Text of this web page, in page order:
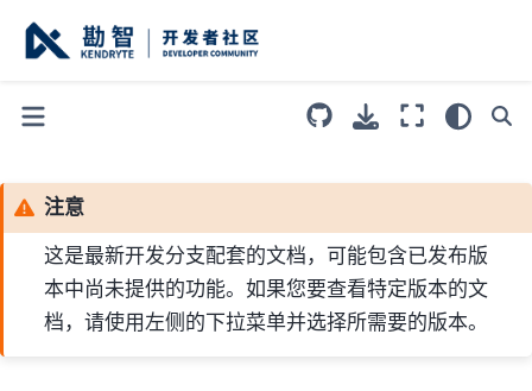
注意
这是最新开发分支配套的文档，可能包含已发布版
本中尚未提供的功能。如果您要查看特定版本的文
档，请使用左侧的下拉菜单并选择所需要的版本。